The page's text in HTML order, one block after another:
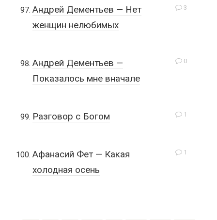
3
Андрей Дементьев — Нет
женщин нелюбимых
0
Андрей Дементьев —
Показалось мне вначале
1
Разговор с Богом
1
Афанасий Фет — Какая
холодная осень